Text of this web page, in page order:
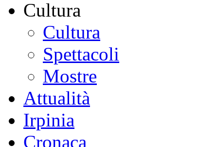
Cultura
Cultura
Spettacoli
Mostre
Attualità
Irpinia
Cronaca